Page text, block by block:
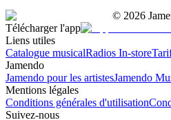
© 2026
Télécharger l'app
Liens utiles
Catalogue musicalRadios In-store
Jamendo
Jamendo pour les artistesJamendo
Mentions légales
Conditions générales d'utilisation
Suivez-nous